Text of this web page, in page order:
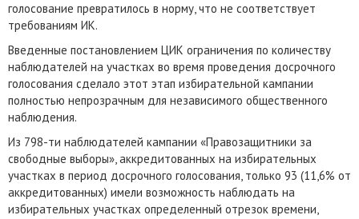
голосование превратилось в норму, что не соответствует
требованиям ИК.
Введенные постановлением ЦИК ограничения по количеству
наблюдателей на участках во время проведения досрочного
голосования сделало этот этап избирательной кампании
полностью непрозрачным для независимого общественного
наблюдения.
Из 798-ти наблюдателей кампании «Правозащитники за
свободные выборы», аккредитованных на избирательных
участках в период досрочного голосования, только 93 (11,6% от
аккредитованных) имели возможность наблюдать на
избирательных участках определенный отрезок времени,